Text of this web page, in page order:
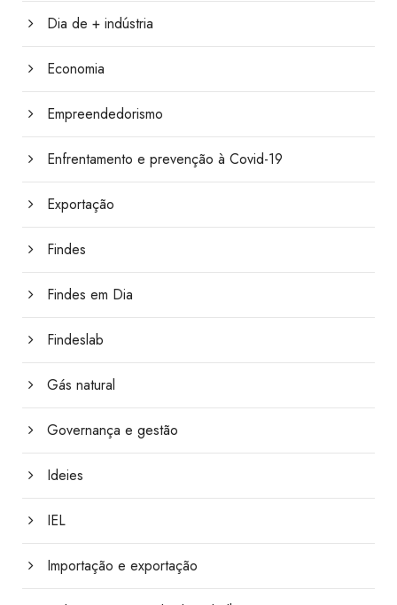
Dia de + indústria
Economia
Empreendedorismo
Enfrentamento e prevenção à Covid-19
Exportação
Findes
Findes em Dia
Findeslab
Gás natural
Governança e gestão
Ideies
IEL
Importação e exportação